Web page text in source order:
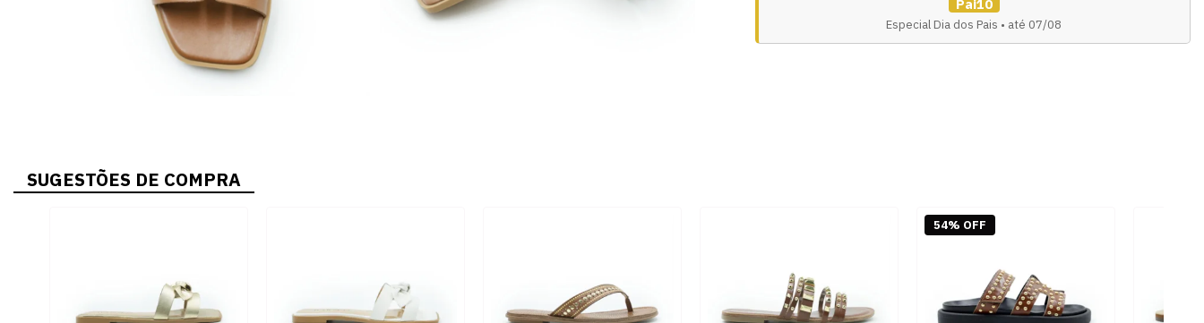
Pai10
Especial Dia dos Pais • até 07/08
SUGESTÕES DE COMPRA
54% OFF